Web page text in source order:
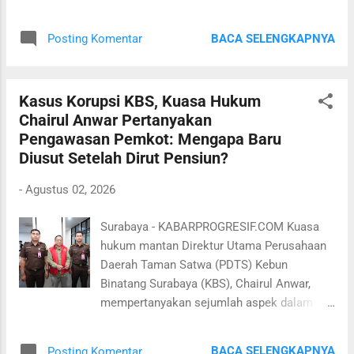
RI. Namun, seluruh usulan tetap harus
penerima bantuan. "Setelah menerim...
penangguhan penahanan ini sebab
keluarganya. "Permohonan penangguhan
penahanan dari keluarga sudah diajukan
dengan alasan sejak awal kan kita juga
sudah kooperatif dan eh sesuai dengan
melarikan diri dan menghilangkan barang
tinggalnya jelas, keluarganya ada semua
proses pemeriksaan gitu," kata Edward
Dewaruci kuasa hukum Chairul Anwar, Sabtu
1 Agustus 2026. Namun sayangnya, menurut
penahanan itu hingga kini belum ada
Posting Komentar BACA SELENGKAPNYA
Kasus Korupsi KBS, Kuasa Hukum
Chairul Anwar Pertanyakan
Pengawasan Pemkot: Mengapa Baru
Diusut Setelah Dirut Pensiun?
- Agustus 02, 2026
Surabaya - KABARPROGRESIF.COM Kuasa
hukum mantan Direktur Utama Perusahaan
Daerah Taman Satwa (PDTS) Kebun
Binatang Surabaya (KBS), Chairul Anwar,
mempertanyakan sejumlah aspek dalam
BACA SELENGKAPNYA